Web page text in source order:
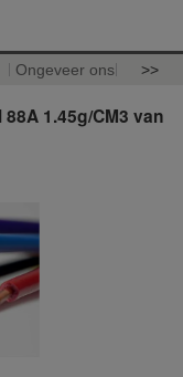
Ongeveer ons >>
1.45g/CM3 van